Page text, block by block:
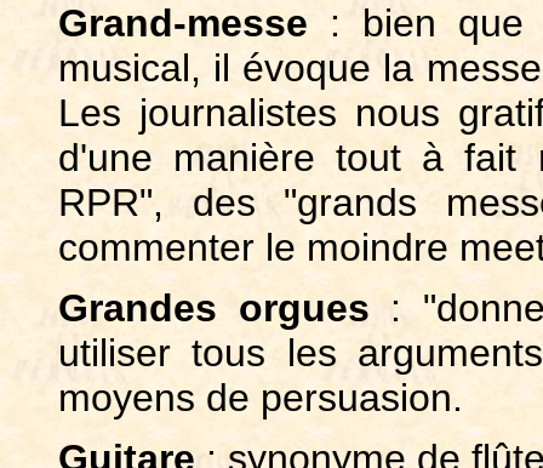
Grand-messe : bien que
musical, il évoque la
Les journalistes nous
d'une manière tout à fait
RPR", des "grands
commenter le moindre
Grandes orgues :
utiliser tous les
moyens de persuasion.
Guitare : synonyme de